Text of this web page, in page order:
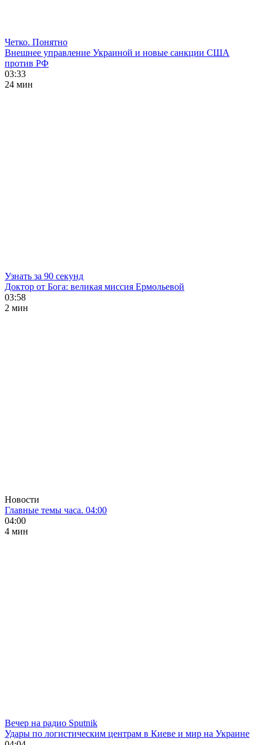
Четко. Понятно
Внешнее управление Украиной и новые санкции США
против РФ
03:33
24 мин
Узнать за 90 секунд
Доктор от Бога: великая миссия Ермольевой
03:58
2 мин
Новости
Главные темы часа. 04:00
04:00
4 мин
Вечер на радио Sputnik
Удары по логистическим центрам в Киеве и мир на Украине